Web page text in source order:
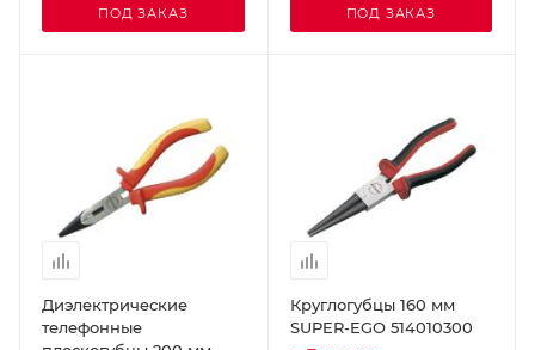
ПОД ЗАКАЗ ПОД ЗАКАЗ
Диэлектрические
телефонные
Круглогубцы 160 мм
SUPER-EGO 514010300